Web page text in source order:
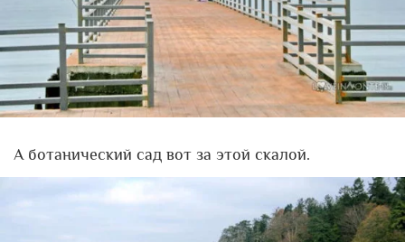
А ботанический сад вот за этой скалой.